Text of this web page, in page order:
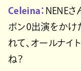
Celeina： NENEさ
ポン0出演をかけ
れて、オールナイ
ね？